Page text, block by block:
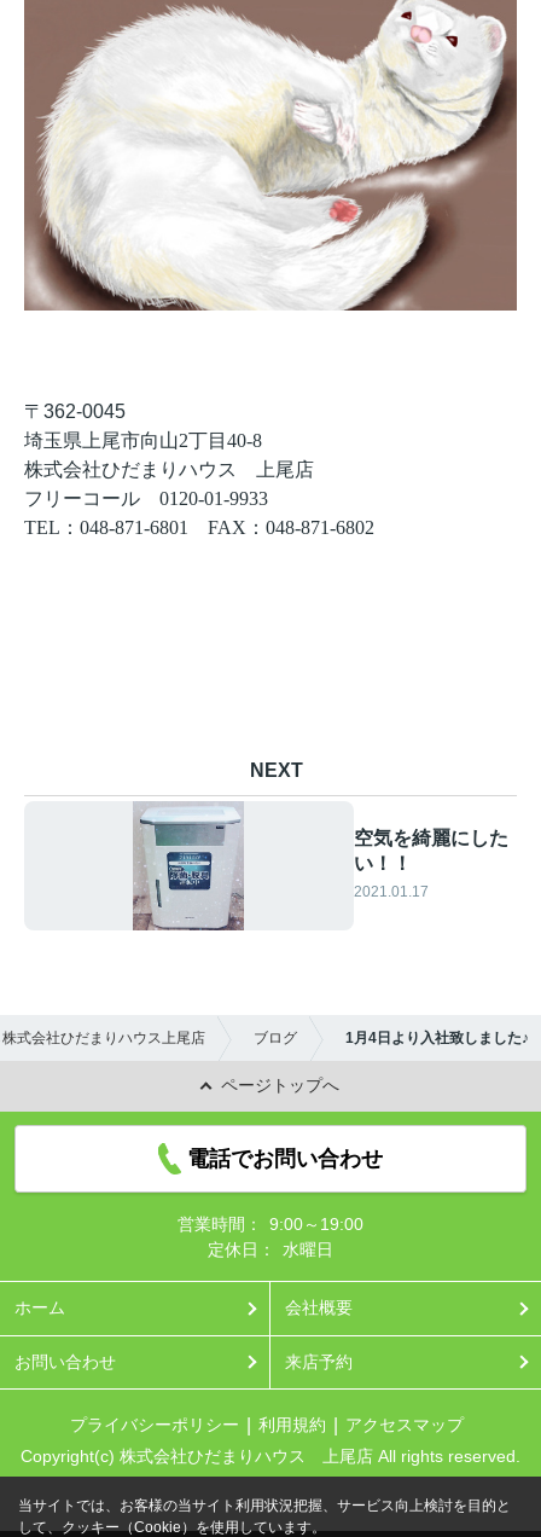
〒 362-0045
埼玉県上尾市向山2丁目 40-8
株式会社ひだまりハウス 上尾店
フリーコール 0120-01-9933
TEL ： 048-871-6801 FAX ： 048-871-6802
NEXT
空気を綺麗にした
い！！
2021.01.17
式会社ひだまりハウス上尾店 ブログ 1月4日より入社致しました♪
ページトップへ
電話でお問い合わせ
営業時間：
9:00～19:00
定休日：
水曜日
ホーム 会社概要
お問い合わせ 来店予約
プライバシーポリシー 利用規約
アクセスマップ
Copyright(c) 株式会社ひだまりハウス 上尾店 All rights reserved.
当サイトでは、お客様の当サイト利用状況把握、サービス向上検討を目的と
して、クッキー（Cookie）を使用しています。